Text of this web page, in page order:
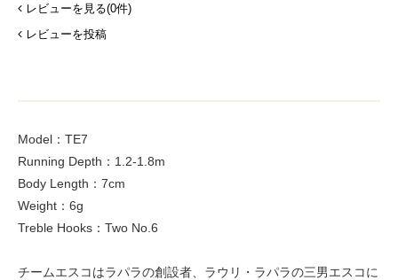
レビューを見る(0件)
レビューを投稿
Model：TE7
Running Depth：1.2-1.8m
Body Length：7cm
Weight：6g
Treble Hooks：Two No.6
チームエスコはラパラの創設者、ラウリ・ラパラの三男エスコに